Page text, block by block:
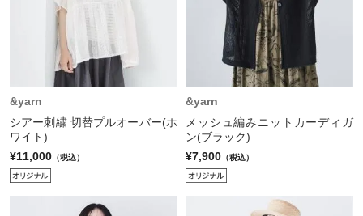
&yarn
シアー刺繍 切替プルオーバー(ホ
ワイト)
¥11,000 （税込）
&yarn
メッシュ編みニットカーディガ
ン(ブラック)
¥7,900 （税込）